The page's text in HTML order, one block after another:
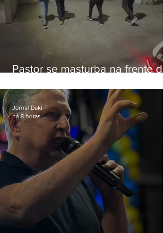
Pastor se masturba na frente de
Jornal Daki
há 8 horas